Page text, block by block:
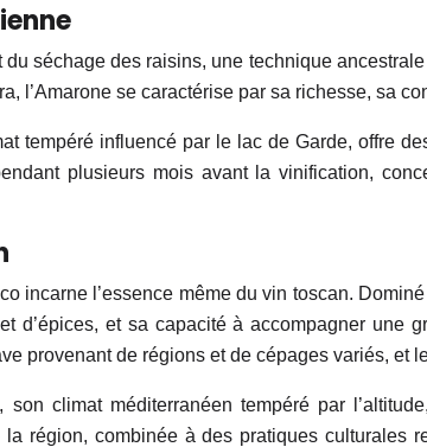
séchage des raisins, une technique
l’Amarone se caractérise par sa richesse, sa
tempéré influencé par le lac de Garde, offre
plusieurs mois avant la vinification,
incarne l’essence même du vin toscan.
d’épices, et sa capacité à accompagner
provenant de régions et de cépages variés, et
climat méditerranéen tempéré par
région, combinée à des pratiques culturales